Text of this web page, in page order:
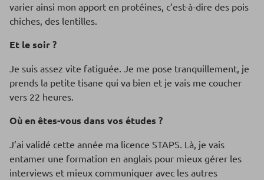
varier ainsi mon apport en protéines, c’est-à-dire des pois
chiches, des lentilles.
Et le soir ?
Je suis assez vite fatiguée. Je me pose tranquillement, je
prends la petite tisane qui va bien et je vais me coucher
vers 22 heures.
Où en êtes-vous dans vos études ?
J’ai validé cette année ma licence STAPS. Là, je vais
entamer une formation en anglais pour mieux gérer les
interviews et mieux communiquer avec les autres